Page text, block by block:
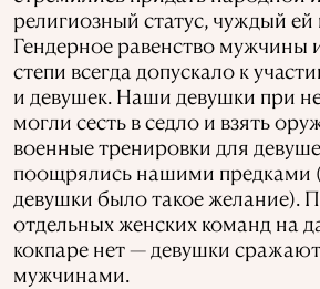
религиозный статус, чуждый ей
Гендерное равенство
степи всегда допускало к
и девушек. Наши девушки при
могли сесть в седло и взять
военные тренировки для
поощрялись нашими предками
девушки было такое желание).
отдельных женских команд на
кокпаре нет — девушки
мужчинами.